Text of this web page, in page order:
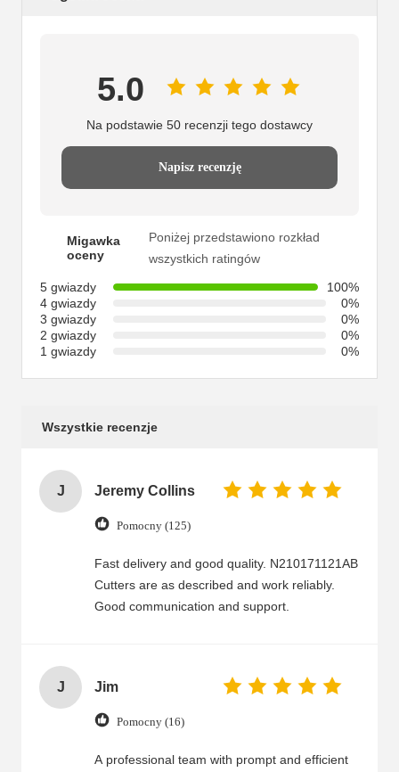
5.0
Na podstawie 50 recenzji tego dostawcy
Napisz recenzję
Migawka
oceny
Poniżej przedstawiono rozkład
wszystkich ratingów
5 gwiazdy
100%
4 gwiazdy
0%
3 gwiazdy
0%
2 gwiazdy
0%
1 gwiazdy
0%
Wszystkie recenzje
J Jeremy Collins
Pomocny (125)
Fast delivery and good quality. N210171121AB
Cutters are as described and work reliably.
Good communication and support.
J Jim
Pomocny (16)
A professional team with prompt and efficient